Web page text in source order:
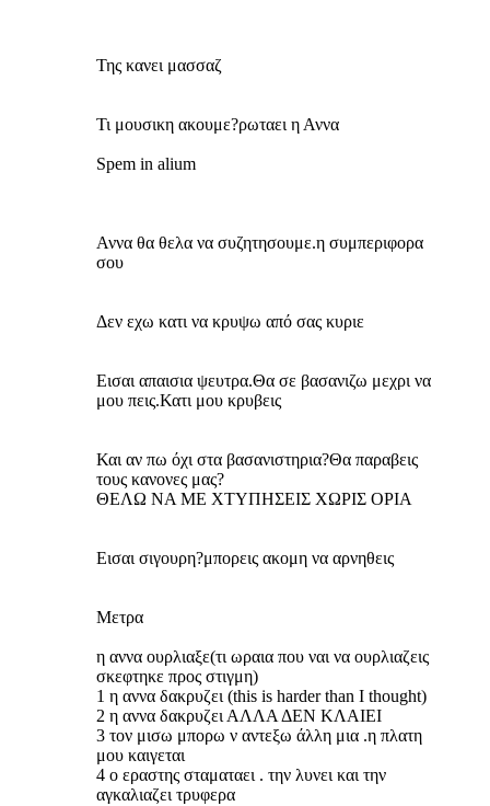
Της κανει μασσαζ
Τι μουσικη ακουμε?ρωταει η Αννα
Spem in alium
Αννα θα θελα να συζητησουμε.η συμπεριφορα
σου
Δεν εχω κατι να κρυψω από σας κυριε
Εισαι απαισια ψευτρα.Θα σε βασανιζω μεχρι να
μου πεις.Κατι μου κρυβεις
Και αν πω όχι στα βασανιστηρια?Θα παραβεις
τους κανονες μας?
ΘΕΛΩ ΝΑ ΜΕ ΧΤΥΠΗΣΕΙΣ ΧΩΡΙΣ ΟΡΙΑ
Εισαι σιγουρη?μπορεις ακομη να αρνηθεις
Μετρα
η αννα ουρλιαξε(τι ωραια που ναι να ουρλιαζεις
σκεφτηκε προς στιγμη)
1 η αννα δακρυζει (this is harder than I thought)
2 η αννα δακρυζει ΑΛΛΑ ΔΕΝ ΚΛΑΙΕΙ
3 τον μισω μπορω ν αντεξω άλλη μια .η πλατη
μου καιγεται
4 ο εραστης σταματαει . την λυνει και την
αγκαλιαζει τρυφερα